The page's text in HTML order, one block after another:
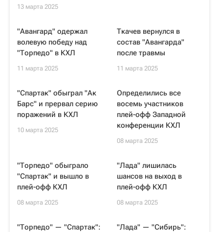
13 марта 2025
"Авангард" одержал
волевую победу над
"Торпедо" в КХЛ
11 марта 2025
Ткачев вернулся в
состав "Авангарда"
после травмы
11 марта 2025
"Спартак" обыграл "Ак
Барс" и прервал серию
поражений в КХЛ
10 марта 2025
Определились все
восемь участников
плей-офф Западной
конференции КХЛ
08 марта 2025
"Торпедо" обыграло
"Спартак" и вышло в
плей-офф КХЛ
08 марта 2025
"Лада" лишилась
шансов на выход в
плей-офф КХЛ
08 марта 2025
"Торпедо" — "Спартак":
"Лада" — "Сибирь":